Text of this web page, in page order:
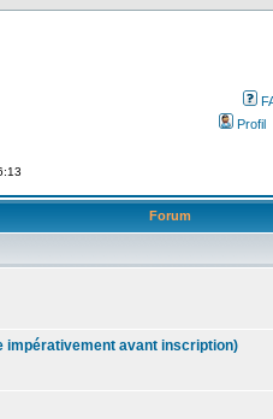
Profil
Forum
impérativement avant inscription)